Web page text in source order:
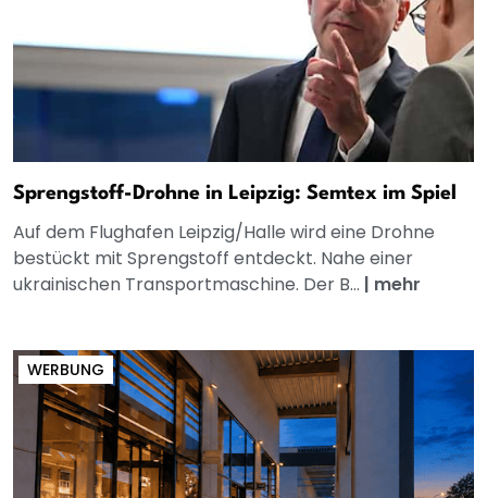
Sprengstoff-Drohne in Leipzig: Semtex im Spiel
Auf dem Flughafen Leipzig/Halle wird eine Drohne
bestückt mit Sprengstoff entdeckt. Nahe einer
ukrainischen Transportmaschine. Der B... | mehr
WERBUNG